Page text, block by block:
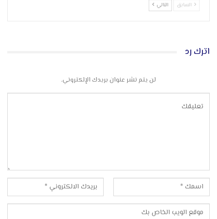
السابق التالي
اترك رد
لن يتم نشر عنوان بريدك الإلكتروني.